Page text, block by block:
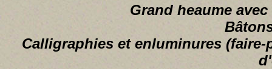
Grand heaume
Calligraphies et enluminures